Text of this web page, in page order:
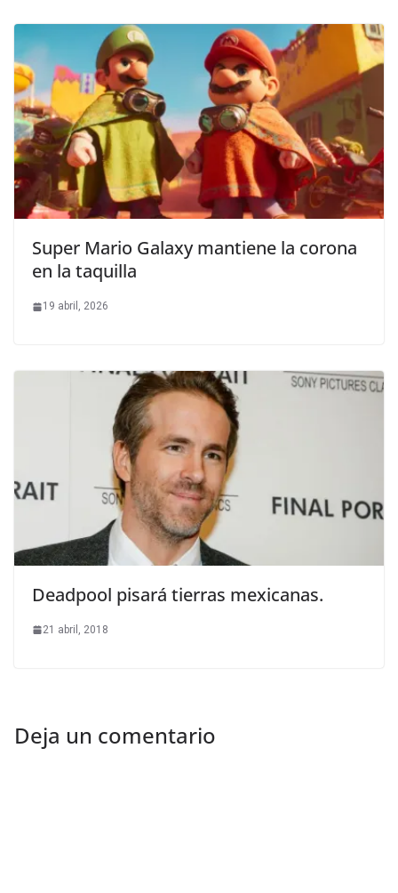
Super Mario Galaxy mantiene la corona
en la taquilla
19 abril, 2026
Deadpool pisará tierras mexicanas.
21 abril, 2018
Deja un comentario